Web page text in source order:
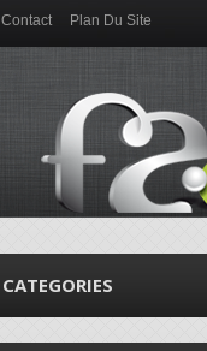
Contact Plan Du Site
CATEGORIES